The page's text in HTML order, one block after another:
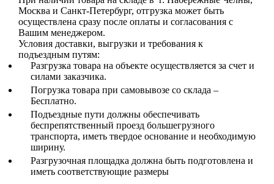
Москва и Санкт-Петербург, отгрузка может быть
осуществлена сразу после оплаты и согласования с
Вашим менеджером.
Условия доставки, выгрузки и требования к
подъездным путям:
Разгрузка товара на объекте осуществляется за счет и
силами заказчика.
Погрузка товара при самовывозе со склада –
Бесплатно.
Подъездные пути должны обеспечивать
беспрепятственный проезд большегрузного
транспорта, иметь твердое основание и необходимую
ширину.
Разгрузочная площадка должна быть подготовлена и
иметь соответствующие размеры